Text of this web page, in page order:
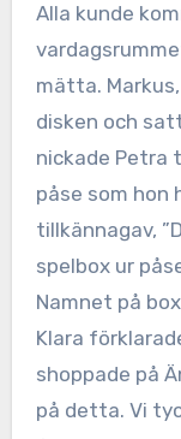
Alla kunde
mätta.
disken och
nickade Petra
påse som hon
tillkännagav,
spelbox ur
Namnet på
Klara
shoppade på
på detta. Vi